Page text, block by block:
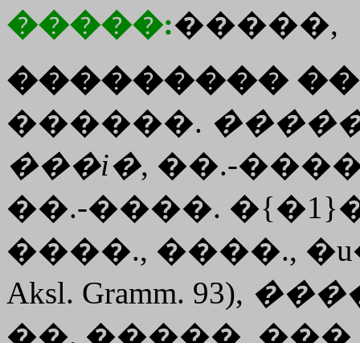
�����:�����,
���������
������.
���i�, ��.-
��.-����.
����., ����.,
Aksl. Gramm. 93),
��. �����, ���